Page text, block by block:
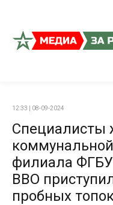
12:33 | 08-09-2024
Специалисты
филиала
ВВО
пробных